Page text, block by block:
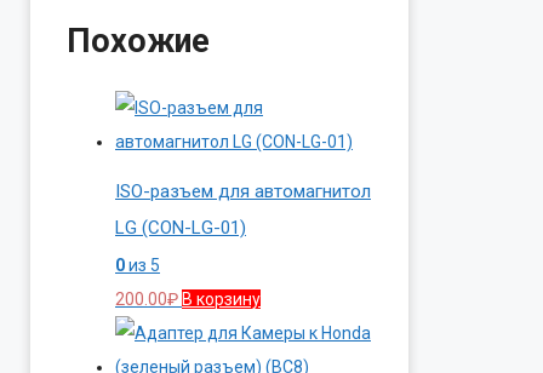
Похожие
ISO-разъем для автомагнитол
LG (CON-LG-01)
0из 5
200.00₽ В корзину